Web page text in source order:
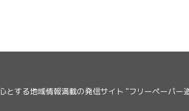
とする地域情報満載の発信サイト "フリーペーパー